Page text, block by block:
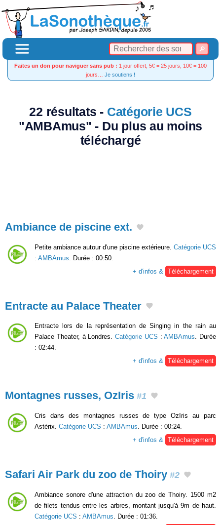
Faites un don pour naviguer sans pub : 1 jour offert, 5€ = 25 jours, 10€ = 100
jours… Je soutiens !
22 résultats - Catégorie UCS
"AMBAmus" - Du plus au moins
téléchargé
Ambiance de piscine ext.
Petite ambiance autour d'une piscine extérieure. Catégorie UCS
: AMBAmus . Durée : 00:50.
+ d'infos &
Téléchargement
Entracte au Palace Theater
Entracte lors de la représentation de Singing in the rain au
Palace Theater, à Londres. Catégorie UCS :AMBAmus. Durée
: 02:44.
+ d'infos & Téléchargement
Montagnes russes, OzIris #1
Cris dans des montagnes russes de type OzIris au parc
Astérix. Catégorie UCS : AMBAmus . Durée : 00:24.
+ d'infos &
Téléchargement
Safari Air Park du zoo de Thoiry #2
Ambiance sonore d'une attraction du zoo de Thoiry. 1500 m2
de filets tendus entre les arbres, montant jusqu'à 9m de haut.
Catégorie UCS : AMBAmus . Durée : 01:36.